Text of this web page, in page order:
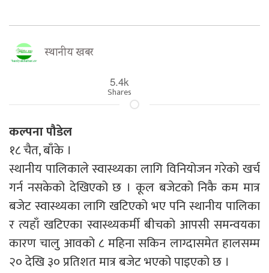
स्थानीय खबर
5.4k
Shares
कल्पना पौडेल
१८ चैत, बाँके ।
स्थानीय पालिकाले स्वास्थ्यका लागि विनियोजन गरेको खर्च
गर्न नसकेको देखिएको छ । कूल बजेटको निकै कम मात्र
बजेट स्वास्थ्यका लागि खटिएको भए पनि स्थानीय पालिका
र त्यहाँ खटिएका स्वास्थ्यकर्मी बीचको आपसी समन्वयका
कारण चालु आवको ८ महिना सकिन लाग्दासमेत हालसम्म
२० देखि ३० प्रतिशत मात्र बजेट भएको पाइएको छ ।